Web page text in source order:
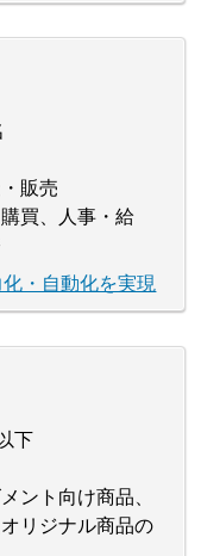
販売
買、人事・給
・自動化を実現
下
ント向け商品、
リジナル商品の